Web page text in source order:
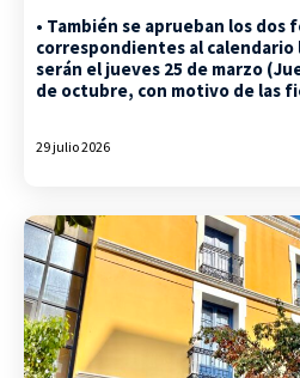
• También se aprueban los dos
correspondientes al calendario
serán el jueves 25 de marzo
de octubre, con motivo de las
29 julio 2026